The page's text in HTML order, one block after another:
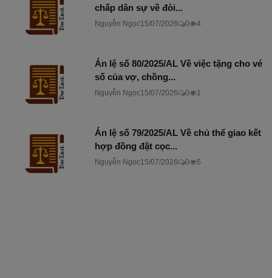
chấp dân sự về đòi...
Nguyễn Ngọc15/07/2026 0 4
Án lệ số 80/2025/AL Về việc tặng cho vé
số của vợ, chồng...
Nguyễn Ngọc15/07/2026 0 1
Án lệ số 79/2025/AL Về chủ thể giao kết
hợp đồng đặt cọc...
Nguyễn Ngọc15/07/2026 0 5